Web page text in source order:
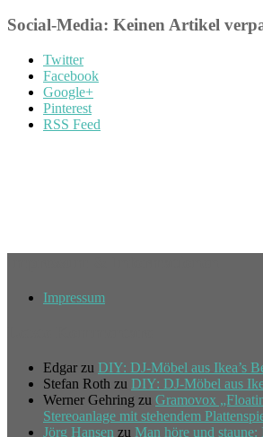
Social-Media: Keinen Artikel
Twitter
Facebook
Google+
Pinterest
RSS Feed
Impressum
Edgar zu DIY: DJ-Möbel aus Ikea’s
Stefan Roth zu DIY: DJ-Möbel aus
Werner Gehring zu Gramovox
Stereoanlage mit stehendem
Jörg Hansen zu Man höre und